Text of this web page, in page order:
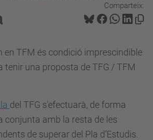
Comparteix:
en TFM és condició imprescindible
tenir una proposta de TFG / TFM
del TFG s'efectuarà, de forma
conjunta amb la resta de les
de superar del Pla d’Estudis.